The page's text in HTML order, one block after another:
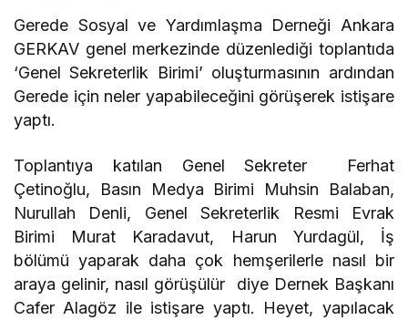
Gerede Sosyal ve Yardımlaşma Derneği Ankara
GERKAV genel merkezinde düzenlediği toplantıda
‘Genel Sekreterlik Birimi’ oluşturmasının ardından
Gerede için neler yapabileceğini görüşerek istişare
yaptı.
Toplantıya katılan Genel Sekreter Ferhat
Çetinoğlu, Basın Medya Birimi Muhsin Balaban,
Nurullah Denli, Genel Sekreterlik Resmi Evrak
Birimi Murat Karadavut, Harun Yurdagül, İş
bölümü yaparak daha çok hemşerilerle nasıl bir
araya gelinir, nasıl görüşülür diye Dernek Başkanı
Cafer Alagöz ile istişare yaptı. Heyet, yapılacak